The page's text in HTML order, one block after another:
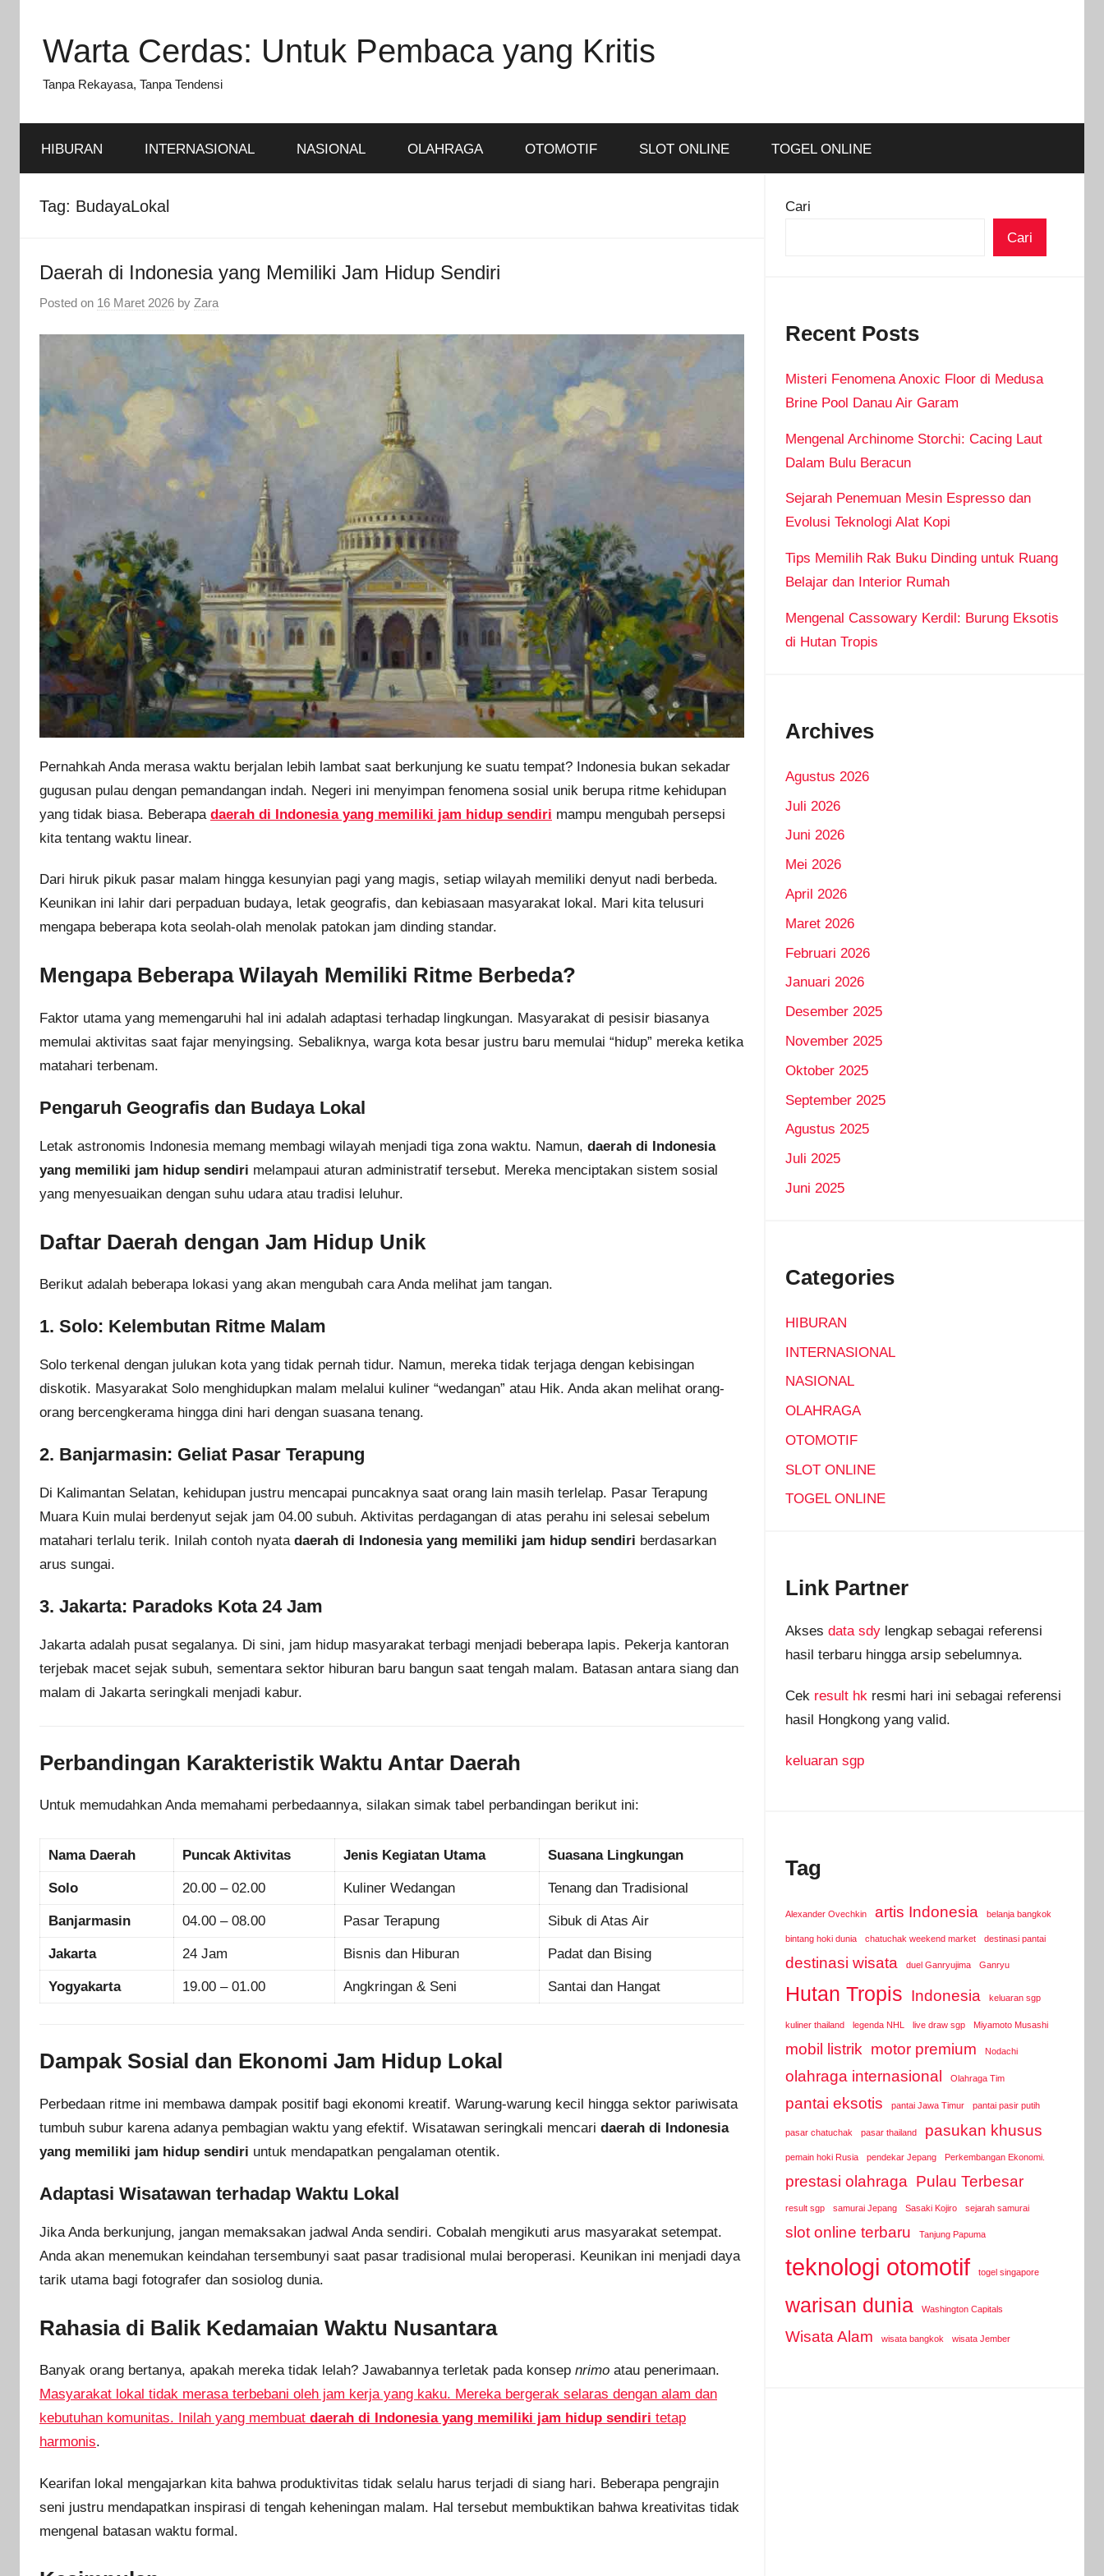
content
Warta Cerdas: Untuk Pembaca yang Kritis
Tanpa Rekayasa, Tanpa Tendensi
HIBURAN INTERNASIONAL NASIONAL OLAHRAGA OTOMOTIF SLOT ONLINE TOGEL ONLINE
Tag: BudayaLokal
Daerah di Indonesia yang Memiliki Jam Hidup Sendiri
Posted on 16 Maret 2026 by Zara
Pernahkah Anda merasa waktu berjalan lebih lambat saat berkunjung ke suatu tempat? Indonesia bukan sekadar
gugusan pulau dengan pemandangan indah. Negeri ini menyimpan fenomena sosial unik berupa ritme kehidupan
yang tidak biasa. Beberapa daerah di Indonesia yang memiliki jam hidup sendiri mampu mengubah persepsi
kita tentang waktu linear.
Dari hiruk pikuk pasar malam hingga kesunyian pagi yang magis, setiap wilayah memiliki denyut nadi berbeda.
Keunikan ini lahir dari perpaduan budaya, letak geografis, dan kebiasaan masyarakat lokal. Mari kita telusuri
mengapa beberapa kota seolah-olah menolak patokan jam dinding standar.
Mengapa Beberapa Wilayah Memiliki Ritme Berbeda?
Faktor utama yang memengaruhi hal ini adalah adaptasi terhadap lingkungan. Masyarakat di pesisir biasanya
memulai aktivitas saat fajar menyingsing. Sebaliknya, warga kota besar justru baru memulai “hidup” mereka ketika
matahari terbenam.
Pengaruh Geografis dan Budaya Lokal
Letak astronomis Indonesia memang membagi wilayah menjadi tiga zona waktu. Namun, daerah di Indonesia
yang memiliki jam hidup sendiri melampaui aturan administratif tersebut. Mereka menciptakan sistem sosial
yang menyesuaikan dengan suhu udara atau tradisi leluhur.
Daftar Daerah dengan Jam Hidup Unik
Berikut adalah beberapa lokasi yang akan mengubah cara Anda melihat jam tangan.
1. Solo: Kelembutan Ritme Malam
Solo terkenal dengan julukan kota yang tidak pernah tidur. Namun, mereka tidak terjaga dengan kebisingan
diskotik. Masyarakat Solo menghidupkan malam melalui kuliner “wedangan” atau Hik. Anda akan melihat orang-
orang bercengkerama hingga dini hari dengan suasana tenang.
2. Banjarmasin: Geliat Pasar Terapung
Di Kalimantan Selatan, kehidupan justru mencapai puncaknya saat orang lain masih terlelap. Pasar Terapung
Muara Kuin mulai berdenyut sejak jam 04.00 subuh. Aktivitas perdagangan di atas perahu ini selesai sebelum
matahari terlalu terik. Inilah contoh nyata daerah di Indonesia yang memiliki jam hidup sendiri berdasarkan
arus sungai.
3. Jakarta: Paradoks Kota 24 Jam
Jakarta adalah pusat segalanya. Di sini, jam hidup masyarakat terbagi menjadi beberapa lapis. Pekerja kantoran
terjebak macet sejak subuh, sementara sektor hiburan baru bangun saat tengah malam. Batasan antara siang dan
malam di Jakarta seringkali menjadi kabur.
Perbandingan Karakteristik Waktu Antar Daerah
Untuk memudahkan Anda memahami perbedaannya, silakan simak tabel perbandingan berikut ini:
Nama Daerah Puncak Aktivitas Jenis Kegiatan Utama Suasana Lingkungan
Solo 20.00 – 02.00 Kuliner Wedangan Tenang dan Tradisional
Banjarmasin 04.00 – 08.00 Pasar Terapung Sibuk di Atas Air
Jakarta 24 Jam Bisnis dan Hiburan Padat dan Bising
Yogyakarta 19.00 – 01.00 Angkringan & Seni Santai dan Hangat
Dampak Sosial dan Ekonomi Jam Hidup Lokal
Perbedaan ritme ini membawa dampak positif bagi ekonomi kreatif. Warung-warung kecil hingga sektor pariwisata
tumbuh subur karena adanya pembagian waktu yang efektif. Wisatawan seringkali mencari daerah di Indonesia
yang memiliki jam hidup sendiri untuk mendapatkan pengalaman otentik.
Adaptasi Wisatawan terhadap Waktu Lokal
Jika Anda berkunjung, jangan memaksakan jadwal Anda sendiri. Cobalah mengikuti arus masyarakat setempat.
Anda akan menemukan keindahan tersembunyi saat pasar tradisional mulai beroperasi. Keunikan ini menjadi daya
tarik utama bagi fotografer dan sosiolog dunia.
Rahasia di Balik Kedamaian Waktu Nusantara
Banyak orang bertanya, apakah mereka tidak lelah? Jawabannya terletak pada konsep nrimo atau penerimaan.
Masyarakat lokal tidak merasa terbebani oleh jam kerja yang kaku. Mereka bergerak selaras dengan alam dan
kebutuhan komunitas. Inilah yang membuat daerah di Indonesia yang memiliki jam hidup sendiri tetap
harmonis.
Kearifan lokal mengajarkan kita bahwa produktivitas tidak selalu harus terjadi di siang hari. Beberapa pengrajin
seni justru mendapatkan inspirasi di tengah keheningan malam. Hal tersebut membuktikan bahwa kreativitas tidak
mengenal batasan waktu formal.
Cari
Cari
Recent Posts
Misteri Fenomena Anoxic Floor di Medusa
Brine Pool Danau Air Garam
Mengenal Archinome Storchi: Cacing Laut
Dalam Bulu Beracun
Sejarah Penemuan Mesin Espresso dan
Evolusi Teknologi Alat Kopi
Tips Memilih Rak Buku Dinding untuk Ruang
Belajar dan Interior Rumah
Mengenal Cassowary Kerdil: Burung Eksotis
di Hutan Tropis
Archives
Agustus 2026
Juli 2026
Juni 2026
Mei 2026
April 2026
Maret 2026
Februari 2026
Januari 2026
Desember 2025
November 2025
Oktober 2025
September 2025
Agustus 2025
Juli 2025
Juni 2025
Categories
HIBURAN
INTERNASIONAL
NASIONAL
OLAHRAGA
OTOMOTIF
SLOT ONLINE
TOGEL ONLINE
Link Partner
Akses data sdylengkap sebagai referensi
hasil terbaru hingga arsip sebelumnya.
Cek result hkresmi hari ini sebagai referensi
hasil Hongkong yang valid.
keluaran sgp
Tag
Alexander Ovechkin artis Indonesia belanja bangkok
bintang hoki dunia chatuchak weekend market destinasi pantai
destinasi wisata duel Ganryujima Ganryu
Hutan Tropis Indonesia keluaran sgp
kuliner thailand legenda NHL live draw sgp Miyamoto Musashi
mobil listrik motor premium Nodachi
olahraga internasional Olahraga Tim
pantai eksotis pantai Jawa Timur pantai pasir putih
pasar chatuchak pasar thailand pasukan khusus
pemain hoki Rusia pendekar Jepang Perkembangan Ekonomi.
prestasi olahraga Pulau Terbesar
result sgp samurai Jepang Sasaki Kojiro sejarah samurai
slot online terbaru Tanjung Papuma
teknologi otomotif togel singapore
warisan dunia Washington Capitals
Wisata Alam wisata bangkok wisata Jember